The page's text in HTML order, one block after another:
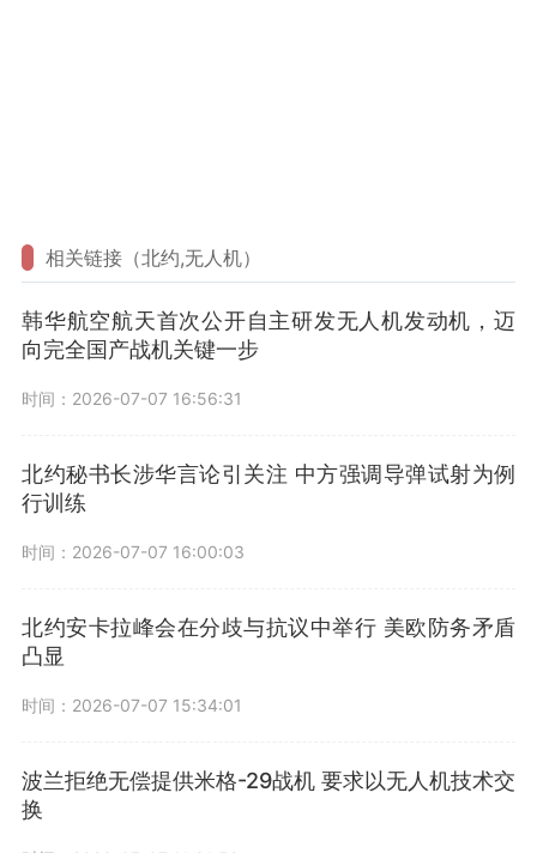
相关链接（北约,无人机）
韩华航空航天首次公开自主研发无人机发动机，迈
向完全国产战机关键一步
时间：2026-07-07 16:56:31
北约秘书长涉华言论引关注 中方强调导弹试射为例
行训练
时间：2026-07-07 16:00:03
北约安卡拉峰会在分歧与抗议中举行 美欧防务矛盾
凸显
时间：2026-07-07 15:34:01
波兰拒绝无偿提供米格-29战机 要求以无人机技术交
换